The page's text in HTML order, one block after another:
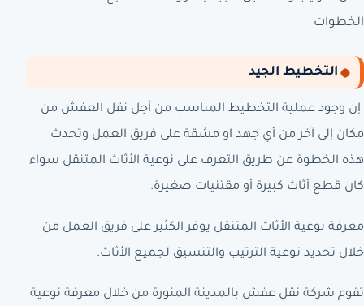
الخطوات
التخطيط الجيد
إن وجود عملية التخطيط المناسب من أجل نقل العفش من
مكان إلى آخر من أي جهد او مشقة على فريق العمل وتحدث
هذه الخطوة عن طريق التعرف على نوعية الأثاث المتنقل سواء
كان قطع أثاث كبيرة أو مقتنيات صغيرة.
معرفة نوعية الأثاث المتنقل يوفر الكثير على فريق العمل من
خلال تحديد نوعية الترتيب والتنسيق لجميع الأثاث.
تقوم شركة نقل عفش بالمدينة المنورة من خلال معرفة نوعية